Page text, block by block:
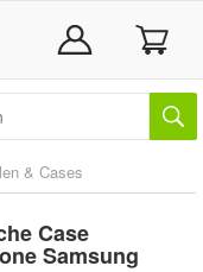
& Cases
Case
Samsung